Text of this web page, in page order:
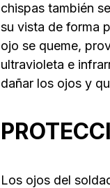
chispas también
su vista de forma
ojo se queme,
ultravioleta e
dañar los ojos y
Los ojos del